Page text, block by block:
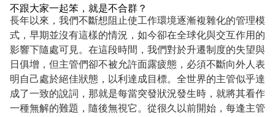
不跟大家一起笨，就是不合群？
長年以來，我們不斷想阻止使工作環境逐漸複雜化的管理模
式，早期並沒有這樣的情況，如今卻在全球化與交互作用的
影響下隨處可見。在這段時間，我們對於升遷制度的失望與
日俱增，但主管們卻不被允許面露疲態，必須不斷向外人表
明自己處於絕佳狀態，以利達成目標。全世界的主管似乎達
成了一致的說詞，那就是每當突發狀況發生時，就將其看作
一種無解的難題，隨後無視它。從很久以前開始，每逢主管